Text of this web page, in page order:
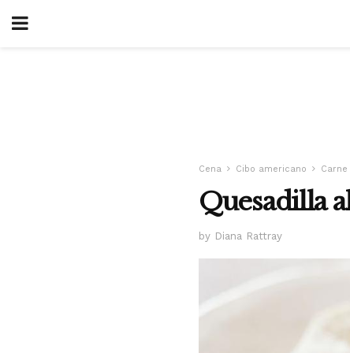
Cena Cibo americano
Quesadilla
by Diana Rattray